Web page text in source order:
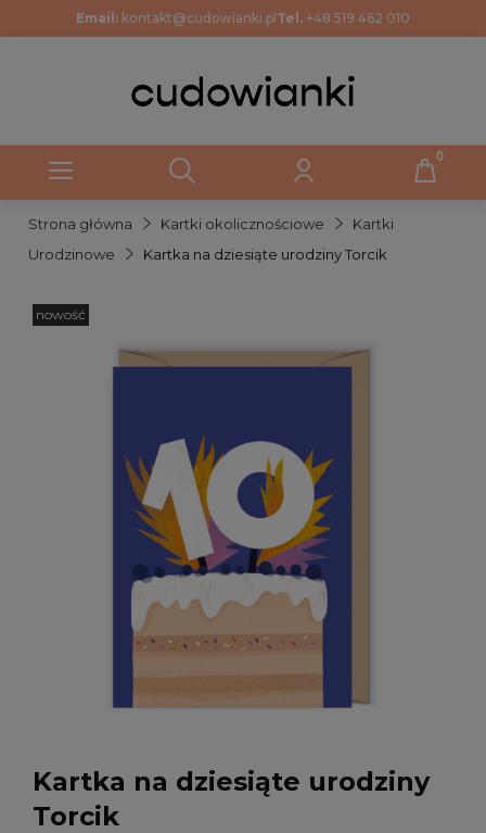
Email: kontakt@cudowianki.pl Tel. +48 519 462 010
Strona główna Kartki okolicznościowe
Kartki
Urodzinowe
Kartka na dziesiąte urodziny Torcik
nowość
Kartka na dziesiąte urodziny
Torcik